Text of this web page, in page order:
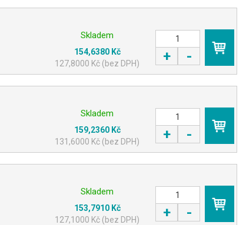
Skladem
154,6380 Kč
127,8000 Kč (bez DPH)
+ - KOUPIT
Skladem
159,2360 Kč
131,6000 Kč (bez DPH)
+ - KOUPIT
Skladem
153,7910 Kč
127,1000 Kč (bez DPH)
+ - KOUPIT